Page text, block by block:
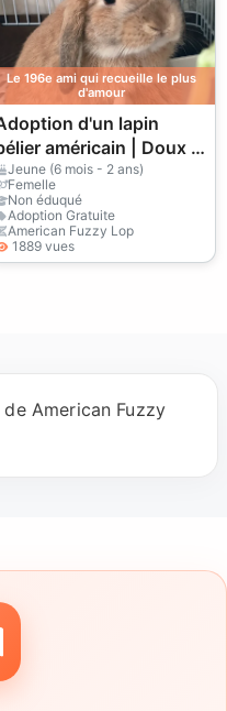
Le 196e ami qui recueille le plus
d'amour
d'un lapin
américain | Doux et
Jeune (6 mois - 2 ans)
Femelle
Non éduqué
Adoption Gratuite
American Fuzzy Lop
1889 vues
American Fuzzy